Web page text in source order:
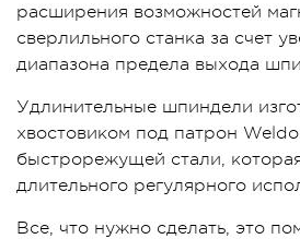
расширения возможностей
сверлильного станка за счет
диапазона предела выхода
Удлинительные шпиндели
хвостовиком под патрон
быстрорежущей стали,
длительного регулярного
Все, что нужно сделать, это